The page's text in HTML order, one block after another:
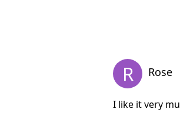
R Rose
I like it very